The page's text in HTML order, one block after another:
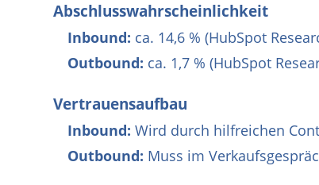
Abschlusswahrscheinlichkeit
Inbound: ca. 14,6 % (HubSpot
Outbound: ca. 1,7 % (HubSpot
Vertrauensaufbau
Inbound: Wird durch hilfreichen
Outbound: Muss im